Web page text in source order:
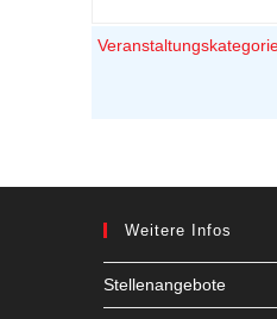
Weitere Infos
Stellenangebote